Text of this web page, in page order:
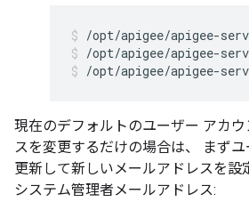
/opt/apigee/apigee-
/opt/apigee/apigee-
現在のデフォルトのユーザー アカ
スを変更するだけの場合は、 まず
更新して新しいメールアドレスを設
システム管理者メールアドレス: